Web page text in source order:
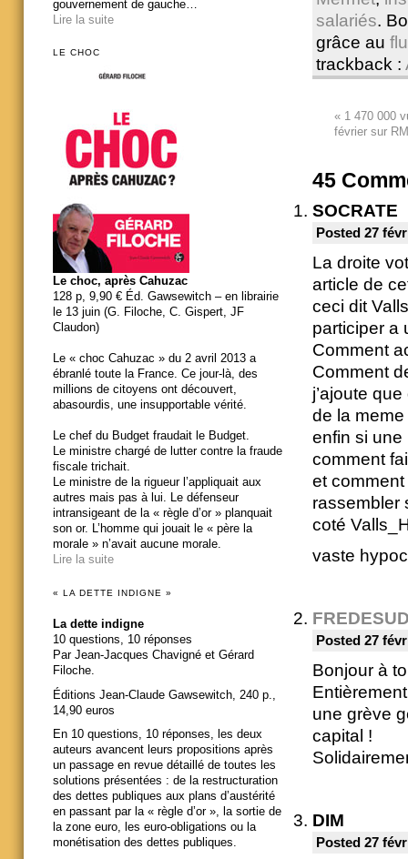
salariés.
grâce au
trackback :
«1 470 000
février sur
45
SOCRATE
Posted 27
La droite
article de
ceci dit
participer a
Comment
Comment
j’ajoute
de la
enfin si une
comment
et
rassembler
coté
vaste
Posted 27
Bonjour à
une grève
capital !
DIM
Posted 27
gouvernement de gauche…
Lire la suite
LE CHOC
Le choc, après Cahuzac
128 p, 9,90 € Éd. Gawsewitch – en librairie
le 13 juin (G. Filoche, C. Gispert, JF
Claudon)
Le « choc Cahuzac » du 2 avril 2013 a
ébranlé toute la France. Ce jour-là, des
millions de citoyens ont découvert,
abasourdis, une insupportable vérité.
Le chef du Budget fraudait le Budget.
Le ministre chargé de lutter contre la fraude
fiscale trichait.
Le ministre de la rigueur l’appliquait aux
autres mais pas à lui. Le défenseur
intransigeant de la « règle d’or » planquait
son or. L’homme qui jouait le « père la
morale » n’avait aucune morale.
Lire la suite
« LA DETTE INDIGNE »
La dette indigne
10 questions, 10 réponses
Par Jean-Jacques Chavigné et Gérard
Filoche.
Éditions Jean-Claude Gawsewitch, 240 p.,
14,90 euros
En 10 questions, 10 réponses, les deux
auteurs avancent leurs propositions après
un passage en revue détaillé de toutes les
solutions présentées : de la restructuration
des dettes publiques aux plans d’austérité
en passant par la « règle d’or », la sortie de
la zone euro, les euro-obligations ou la
monétisation des dettes publiques.